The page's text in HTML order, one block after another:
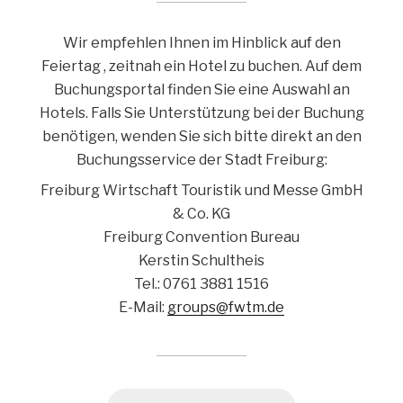
Wir empfehlen Ihnen im Hinblick auf den
Feiertag , zeitnah ein Hotel zu buchen. Auf dem
Buchungsportal finden Sie eine Auswahl an
Hotels. Falls Sie Unterstützung bei der Buchung
benötigen, wenden Sie sich bitte direkt an den
Buchungsservice der Stadt Freiburg:
Freiburg Wirtschaft Touristik und Messe GmbH
& Co. KG
Freiburg Convention Bureau
Kerstin Schultheis
Tel.: 0761 3881 1516
E-Mail: groups@fwtm.de